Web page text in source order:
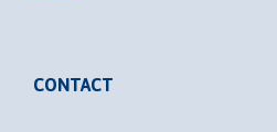
CONTACT